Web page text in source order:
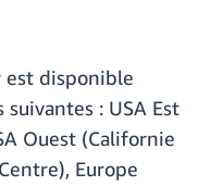
est disponible
: USA Est
Ouest (Californie
Europe